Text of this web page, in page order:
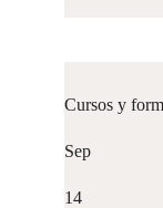
Cursos y
Sep
14